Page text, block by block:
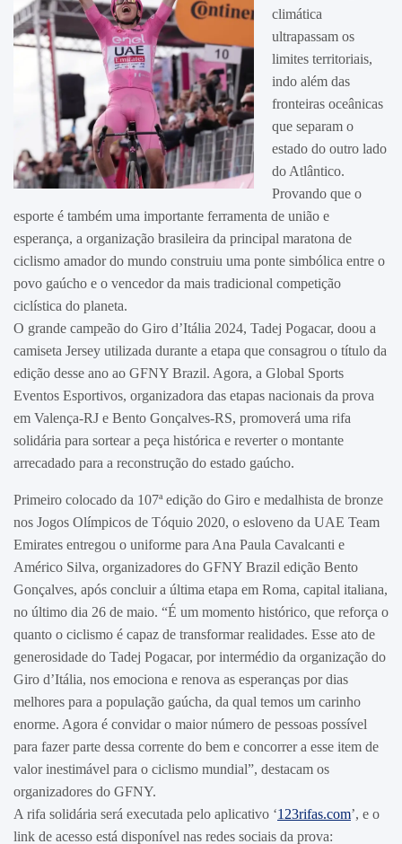
climática
ultrapassam os
limites territoriais,
indo além das
fronteiras oceânicas
que separam o
estado do outro lado
do Atlântico.
Provando que o
esporte é também uma importante ferramenta de união e
esperança, a organização brasileira da principal maratona de
ciclismo amador do mundo construiu uma ponte simbólica entre o
povo gaúcho e o vencedor da mais tradicional competição
ciclística do planeta.
O grande campeão do Giro d’Itália 2024, Tadej Pogacar, doou a
camiseta Jersey utilizada durante a etapa que consagrou o título da
edição desse ano ao GFNY Brazil. Agora, a Global Sports
Eventos Esportivos, organizadora das etapas nacionais da prova
em Valença-RJ e Bento Gonçalves-RS, promoverá uma rifa
solidária para sortear a peça histórica e reverter o montante
arrecadado para a reconstrução do estado gaúcho.
Primeiro colocado da 107ª edição do Giro e medalhista de bronze
nos Jogos Olímpicos de Tóquio 2020, o esloveno da UAE Team
Emirates entregou o uniforme para Ana Paula Cavalcanti e
Américo Silva, organizadores do GFNY Brazil edição Bento
Gonçalves, após concluir a última etapa em Roma, capital italiana,
no último dia 26 de maio. “É um momento histórico, que reforça o
quanto o ciclismo é capaz de transformar realidades. Esse ato de
generosidade do Tadej Pogacar, por intermédio da organização do
Giro d’Itália, nos emociona e renova as esperanças por dias
melhores para a população gaúcha, da qual temos um carinho
enorme. Agora é convidar o maior número de pessoas possível
para fazer parte dessa corrente do bem e concorrer a esse item de
valor inestimável para o ciclismo mundial”, destacam os
organizadores do GFNY.
A rifa solidária será executada pelo aplicativo ‘123rifas.com’, e o
link de acesso está disponível nas redes sociais da prova: